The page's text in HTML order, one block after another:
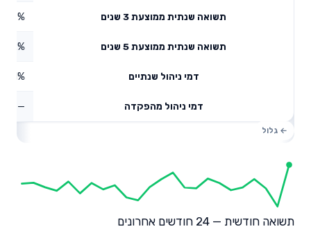
תשואה שנתית ממוצעת 3 שנים
תשואה שנתית ממוצעת 5 שנים 7.2%
דמי ניהול שנתיים
דמי ניהול מהפקדה —
תשואה חודשית — 24 חודשים אחרונים